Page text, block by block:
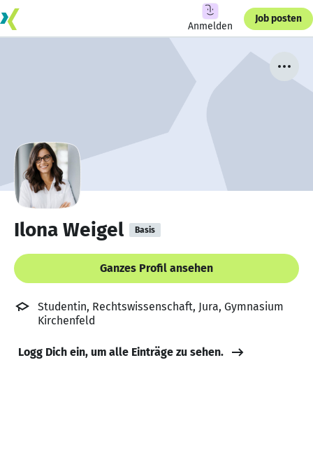
Anmelden
Job posten
Ilona Weigel Basis
Ganzes Profil ansehen
Studentin, Rechtswissenschaft, Jura, Gymnasium
Kirchenfeld
Logg Dich ein, um alle Einträge zu sehen.